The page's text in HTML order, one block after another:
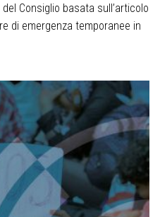
Consiglio basata sull’articolo
di emergenza temporanee in